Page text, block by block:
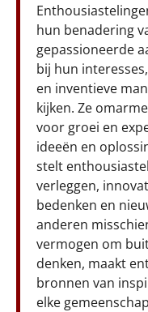
hun benadering
gepassioneerde
bij hun
en inventieve
kijken. Ze
voor groei en
ideeën en
stelt
verleggen,
bedenken en
anderen
vermogen om
denken, maakt
bronnen van
elke